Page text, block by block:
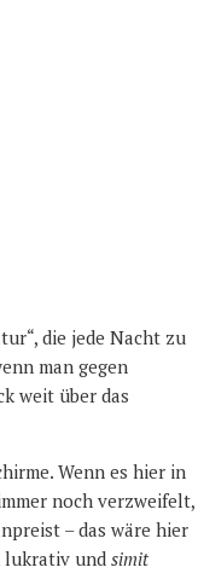
die jede Nacht zu
man gegen
weit über das
Wenn es hier in
noch verzweifelt,
– das wäre hier
lukrativ und simit